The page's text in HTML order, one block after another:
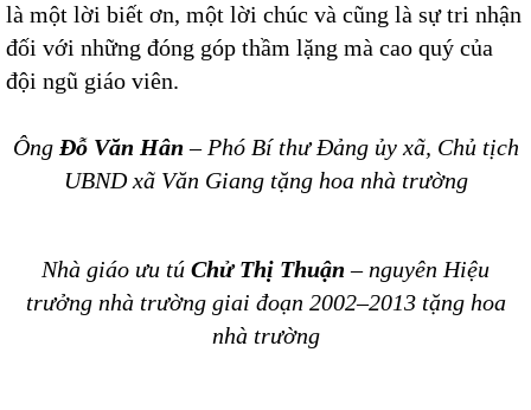
là một lời biết ơn, một lời chúc và cũng là sự tri nhận
đối với những đóng góp thầm lặng mà cao quý của
đội ngũ giáo viên.
Ông Đỗ Văn Hân – Phó Bí thư Đảng ủy xã, Chủ tịch
UBND xã Văn Giang tặng hoa nhà trường
Nhà giáo ưu tú Chử Thị Thuận – nguyên Hiệu
trưởng nhà trường giai đoạn 2002–2013 tặng hoa
nhà trường